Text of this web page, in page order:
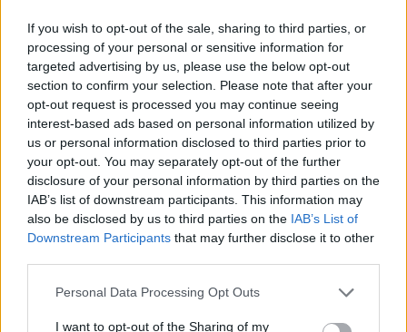
If you wish to opt-out of the sale, sharing to third parties, or
processing of your personal or sensitive information for
targeted advertising by us, please use the below opt-out
section to confirm your selection. Please note that after your
opt-out request is processed you may continue seeing
interest-based ads based on personal information utilized by
us or personal information disclosed to third parties prior to
your opt-out. You may separately opt-out of the further
disclosure of your personal information by third parties on the
IAB’s list of downstream participants. This information may
also be disclosed by us to third parties on the IAB’s List of
Downstream Participants that may further disclose it to other
Personal Data Processing Opt Outs
I want to opt-out of the Sharing of my
Egyeztetett egymással a rezsicsökkentést
felügyelő kormánybizottság és kormánypárti
munkacsoport. A kormány megerősítette, hogy
mindent megtesz annak érdekében, hogy minden
háztartásban érvényesüljön a januári 10%-os
tarifavágás. A felek eddigi tapasztalati alapján a
szolgáltatók megfelelően működnek együtt az
árcsökkentés érvényesítésében - olvasható az
Nemzeti Fejlesztési Minisztérium
A rezsicsökkentés megvalósulásának nyomon követésére